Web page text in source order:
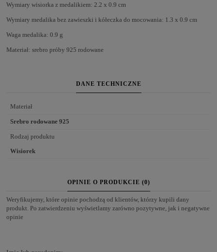
Wymiary wisiorka z medalikiem: 2.2 x 0.9 cm
Wymiary medalika bez zawieszki i kółeczka do mocowania: 1.3 x 0.9 cm
Waga medalika: 0.9 g
Materiał: srebro próby 925 rodowane
DANE TECHNICZNE
Materiał
Srebro rodowane 925
Rodzaj produktu
Wisiorek
OPINIE O PRODUKCIE (0)
Weryfikujemy, które opinie pochodzą od klientów, którzy kupili dany
produkt. Po zatwierdzeniu wyświetlamy zarówno pozytywne, jak i negatywne
opinie